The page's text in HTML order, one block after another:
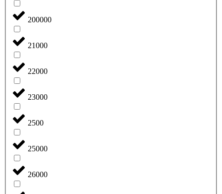
200000
21000
22000
23000
2500
25000
26000